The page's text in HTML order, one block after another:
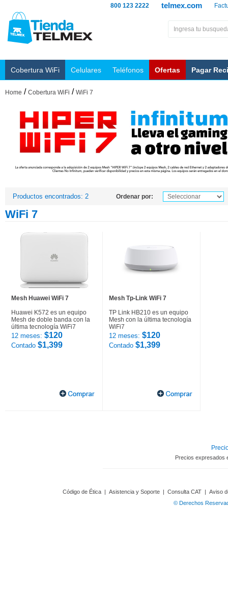
telmex.com
800 123 2222
Cobertura WiFi Celulares Teléfonos Ofertas Pagar
Home / Cobertura WiFi / WiFi 7
Productos encontrados: 2 Ordenar por:
WiFi 7
Mesh Huawei WiFi 7
Huawei K572 es un equipo
Mesh de doble banda con la
última tecnología WiFi7
12 meses: $120
Contado $1,399
Mesh Tp-Link WiFi 7
TP Link HB210 es un equipo
Mesh con la última tecnología
WiFi7
12 meses: $120
Contado $1,399
Precios expresados
Código de Ética | Asistencia y Soporte | Consulta CAT | Aviso
© Derechos